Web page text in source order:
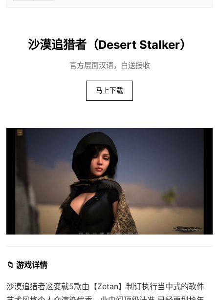
沙漠追猎者（Desert Stalker）
官方层面汉语，白送接收
马上下载
📁 游戏详情
沙漠追猎者这变就5款由【Zetan】制订执行当中式的软件